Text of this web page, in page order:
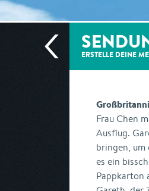
ERSTELLE DEINE
Frau Chen
Ausflug.
bringen,
es ein
Pappkarton